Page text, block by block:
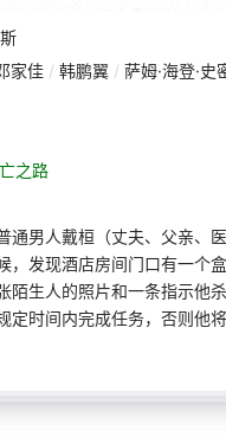
家佳 / 韩鹏翼 / 萨姆·海登·史
之路
通男人戴桓（丈夫、父亲、
，发现酒店房间门口有一个
陌生人的照片和一条指示
定时间内完成任务，否则他